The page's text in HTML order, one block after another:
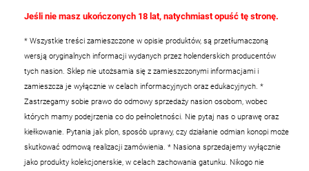
Jeśli nie masz ukończonych 18 lat, natychmiast opuść tę stronę.
* Wszystkie treści zamieszczone w opisie produktów, są przetłumaczoną
wersją oryginalnych informacji wydanych przez holenderskich producentów
tych nasion. Sklep nie utożsamia się z zamieszczonymi informacjami i
zamieszcza je wyłącznie w celach informacyjnych oraz edukacyjnych. *
Zastrzegamy sobie prawo do odmowy sprzedaży nasion osobom, wobec
których mamy podejrzenia co do pełnoletności. Nie pytaj nas o uprawę oraz
kiełkowanie. Pytania jak plon, sposób uprawy, czy działanie odmian konopi może
skutkować odmową realizacji zamówienia. * Nasiona sprzedajemy wyłącznie
jako produkty kolekcjonerskie, w celach zachowania gatunku. Nikogo nie